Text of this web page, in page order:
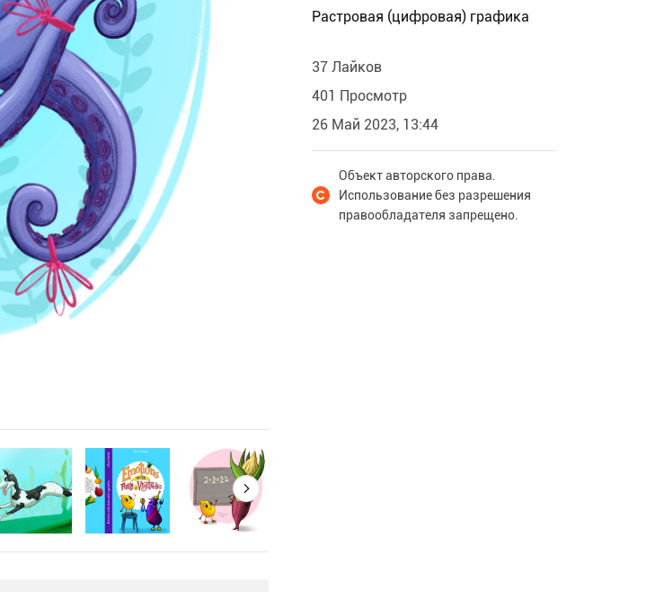
Растровая (цифровая) графика
37 Лайков
401 Просмотр
26 Май 2023, 13:44
Объект авторского права.
Использование без разрешения
правообладателя запрещено.